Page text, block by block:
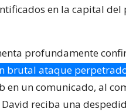
en la capital del
profundamente
brutal ataque
en un comunicado, al
reciba una